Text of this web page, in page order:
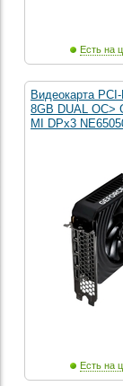
Есть на
Видеокарта
8GB DUAL OC>
MI DPx3
Есть на